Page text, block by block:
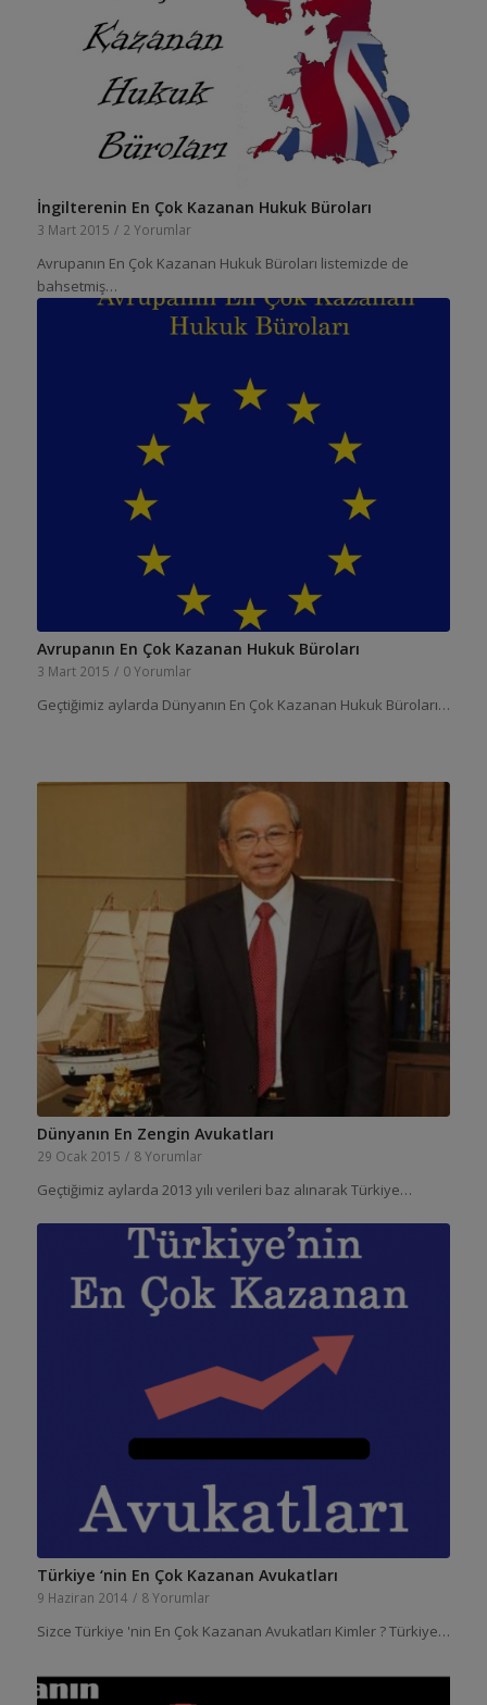
İngilterenin En Çok Kazanan Hukuk Büroları
3 Mart 2015 / 2 Yorumlar
Avrupanın En Çok Kazanan Hukuk Büroları listemizde de
bahsetmiş…
Avrupanın En Çok Kazanan Hukuk Büroları
3 Mart 2015 / 0 Yorumlar
Geçtiğimiz aylarda Dünyanın En Çok Kazanan Hukuk Büroları…
Dünyanın En Zengin Avukatları
29 Ocak 2015 / 8 Yorumlar
Geçtiğimiz aylarda 2013 yılı verileri baz alınarak Türkiye…
Türkiye ‘nin En Çok Kazanan Avukatları
9 Haziran 2014 / 8 Yorumlar
Sizce Türkiye 'nin En Çok Kazanan Avukatları Kimler ? Türkiye…